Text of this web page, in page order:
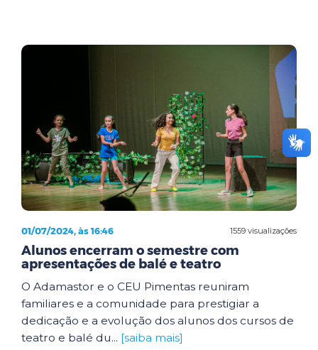
1559 visualizações
01/07/2024, às 16:46
Alunos encerram o semestre com
apresentações de balé e teatro
O Adamastor e o CEU Pimentas reuniram
familiares e a comunidade para prestigiar a
dedicação e a evolução dos alunos dos cursos de
teatro e balé du... [saiba mais]